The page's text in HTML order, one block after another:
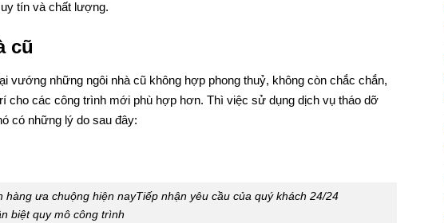
tín và chất lượng.
cũ
những ngôi nhà cũ không hợp phong thuỷ, không còn chắc chắn,
các công trình mới phù hợp hơn. Thì việc sử dụng dịch vụ tháo dỡ